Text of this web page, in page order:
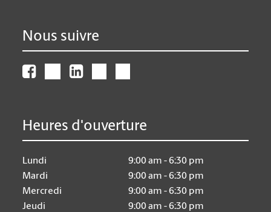
Nous suivre
Heures d'ouverture
Lundi
9:00 am - 6:30 pm
Mardi
9:00 am - 6:30 pm
Mercredi
9:00 am - 6:30 pm
Jeudi
9:00 am - 6:30 pm